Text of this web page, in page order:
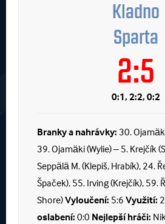
Kladno
Sparta
2:5
0:1, 2:2, 0:2
Branky a nahrávky: 30.
39. Ojamäki (Wylie) – 5. Krejčík
Seppälä M. (Klepiš, Hrabík), 24.
Špaček), 55. Irving (Krejčík), 59.
Shore)Vyloučení: 5:6 Využití:
oslabení: 0:0 Nejlepší hráči: